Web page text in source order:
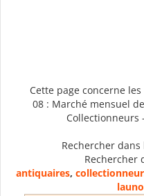
Cette page concerne
08 : Marché mensuel
Collectionneurs -
Rechercher dans
Rechercher
antiquaires,